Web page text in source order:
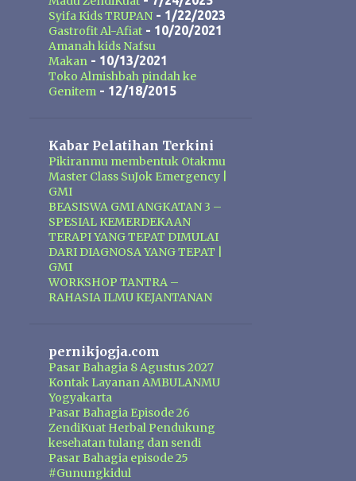
tumbuh-tumbuhan dan ramuan
tradisional. Dengan penggunaan
secara rutin minyak pembesar alat
vital Mak Urut dapat membantu
memperlancar sirkulasi darah dan
akan membuat ukuran alat vital
menjadi lebih dari yang sebelum
pemakaian. Formulasi yang ada
pada Mak Urut juga bermanfaat
membuka simpul syaraf yang
tersumbat sehingga akan
meningkatkan kemampuan ereksi
dan mengencangkan ereksi.
Syifa Kids TRUPAN- 1/22/2023
Gastrofit Al-Afiat- 10/20/2021
Amanah kids Nafsu
Makan - 10/13/2021
Toko Almishbah pindah ke
Genitem - 12/18/2015
Kabar Pelatihan Terkini
Pikiranmu membentuk Otakmu
Master Class SuJok Emergency |
GMI
BEASISWA GMI ANGKATAN 3 –
SPESIAL KEMERDEKAAN
TERAPI YANG TEPAT DIMULAI
DARI DIAGNOSA YANG TEPAT |
GMI
WORKSHOP TANTRA –
RAHASIA ILMU KEJANTANAN
pernikjogja.com
Pasar Bahagia 8 Agustus 2027
Kontak Layanan AMBULANMU
Yogyakarta
Pasar Bahagia Episode 26
ZendiKuat Herbal Pendukung
kesehatan tulang dan sendi
Pasar Bahagia episode 25
#Gunungkidul